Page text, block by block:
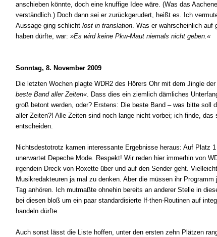
anschieben könnte, doch eine knuffige Idee wäre. (Was das
verständlich.) Doch dann sei er zurückgerudert, heißt es. Ich
Aussage ging schlicht lost in translation. Was er wahrscheinlich auf
haben dürfte, war: »Es wird keine Pkw-Maut niemals nicht geben.«
Sonntag, 8. November 2009
Die letzten Wochen plagte WDR2 des Hörers Ohr mit dem Jingle
beste Band aller Zeiten«. Dass dies ein ziemlich dämliches
groß betont werden, oder? Erstens: Die beste Band – was bitte soll
aller Zeiten?! Alle Zeiten sind noch lange nicht vorbei; ich finde, das
entscheiden.
Nichtsdestotrotz kamen interessante Ergebnisse heraus: Auf Platz
unerwartet Depeche Mode. Respekt! Wir reden hier immerhin von
irgendein Dreck von Roxette über und auf den Sender geht.
Musikredakteuren ja mal zu denken. Aber die müssen ihr
Tag anhören. Ich mutmaßte ohnehin bereits an anderer Stelle in
bei diesen bloß um ein paar standardisierte If-then-Routinen auf
handeln dürfte.
Auch sonst lässt die Liste hoffen, unter den ersten zehn Plätzen